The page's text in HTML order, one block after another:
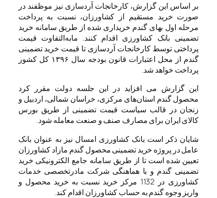
بر اساس این گزارش، کارخانجات آردسازی نیز موظفند در
صورت خرید مستقیم از کشاورزان، نسبت به پرداخت
مرحله اول بهای گندم خریداری شده از طریق سامانه خرید
تضمینی بانک کشاورزی اقدام کنند. مابه‌التفاوت قیمت
پرداختی توسط کارخانجات آردسازی تا قیمت خرید تضمینی
گندم از محل اعتبارات قانون بودجه سال ۱۳۹۶ کل کشور
پرداخت خواهد شد.
این گزارش می افزاید در این جلسه دولت مقرر کرد
محصول گندم استان‌های مرکزی، خراسان شمالی، اردبیل و
زنجان در قالب سیاست قیمت تضمینی از طریق بورس
کالای ایران برای مصارف صنف و صنعت معامله شود.
شایان ذکر است بانک کشاورزی امسال نیز به عنوان بانک
عامل در پروژه خرید تضمینی محصول گندم مازاد کشاورزان
تعیین شده است تا از طریق سامانه جامع الکترونیکی خرید
تضمینی گندم و با هماهنگی شرکت مادرتخصصی خدمات
کشاورزی در 1132 مرکز خرید نسبت به خرید محصول و
واریز وجوه گندم به حساب کشاورزان اقدام کند.